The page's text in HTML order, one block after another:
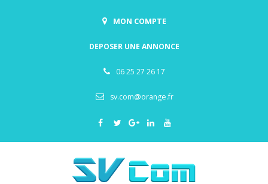
MON COMPTE
DEPOSER UNE ANNONCE
06 25 27 26 17
sv.com@orange.fr